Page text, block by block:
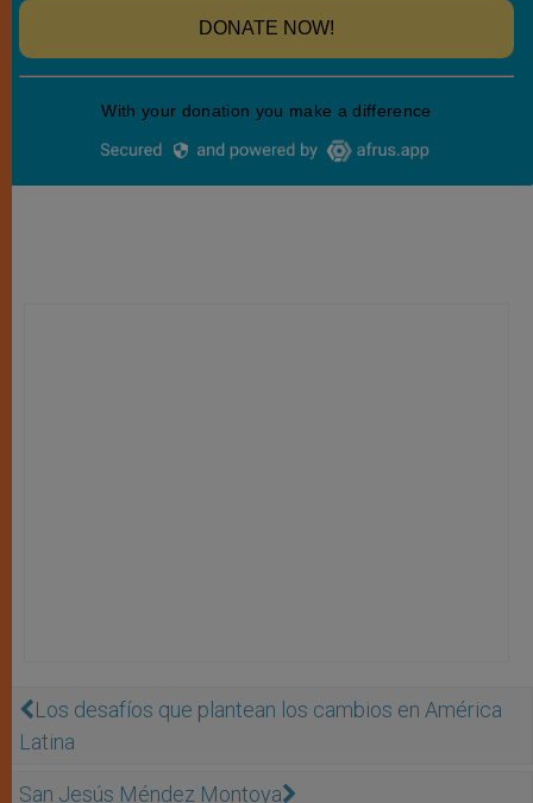
Los desafíos que plantean los cambios en América
Latina
San Jesús Méndez Montoya